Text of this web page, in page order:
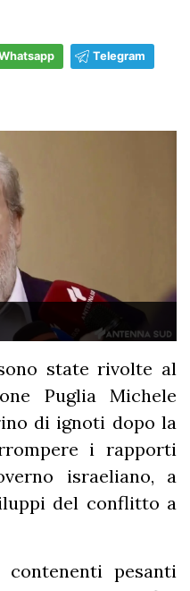
Telegram
state rivolte al
Puglia Michele
di ignoti dopo la
i rapporti
israeliano, a
del conflitto a
contenenti pesanti